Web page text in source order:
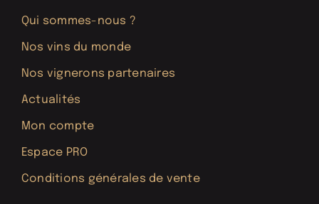
Qui sommes-nous ?
Nos vins du monde
Nos vignerons partenaires
Actualités
Mon compte
Espace PRO
Conditions générales de vente